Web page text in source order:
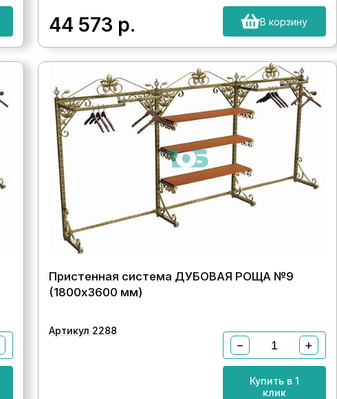
44 573 р. В корзину
Пристенная система ДУБОВАЯ РОЩА №9
(1800х3600 мм)
Артикул 2288
− +
Купить в 1
клик